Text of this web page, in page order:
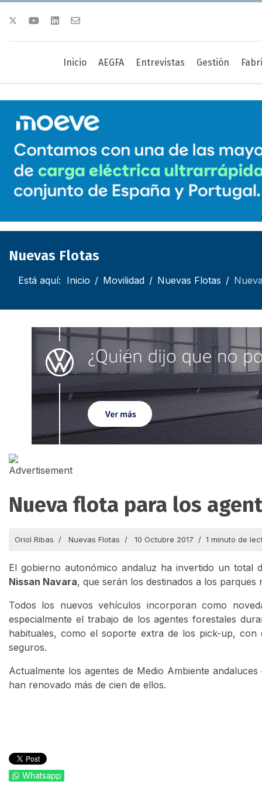
Inicio AEGFA Entrevistas Gestión
Nuevas Flotas
Está aquí: Inicio Movilidad Nuevas Flotas
Nueva flota para los
Oriol Ribas Nuevas Flotas 10 Octubre 2017 1 minuto de
El gobierno autonómico andaluz ha invertido un total
Nissan Navara, que serán los destinados a los parques
Todos los nuevos vehículos incorporan como
especialmente el trabajo de los agentes forestales
habituales, como el soporte extra de los pick-up,
seguros.
Actualmente los agentes de Medio Ambiente
han renovado más de cien de ellos.
Whatsapp